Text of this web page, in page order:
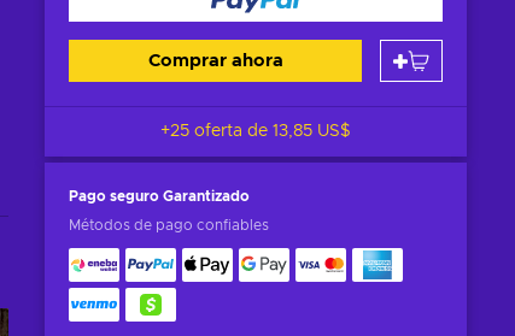
Comprar ahora
+25 oferta de 13,85 US$
Pago seguro Garantizado
Métodos de pago confiables